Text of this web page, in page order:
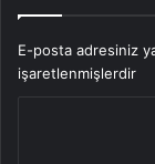
E-posta adresiniz
işaretlenmişlerdir